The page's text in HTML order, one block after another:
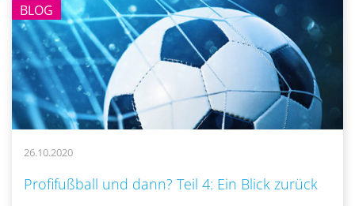
BLOG
26.10.2020
Profifußball und dann? Teil 4: Ein Blick zurück